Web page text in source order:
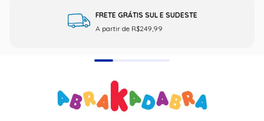
FRETE GRÁTIS SUL E SUDESTE
A partir de R$249,99